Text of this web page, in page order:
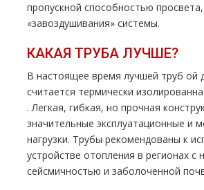
пропускной способностью
«завоздушивания» системы.
КАКАЯ ТPУБА ЛУЧШЕ?
В настоящее время лучшей тpуб ой
считается термически
. Легкая, гибкая, но прочная
значительные эксплуатационные и
нагрузки. Трубы рекомендованы к
устройстве oтoпления в регионах с
сейсмичностью и заболоченной